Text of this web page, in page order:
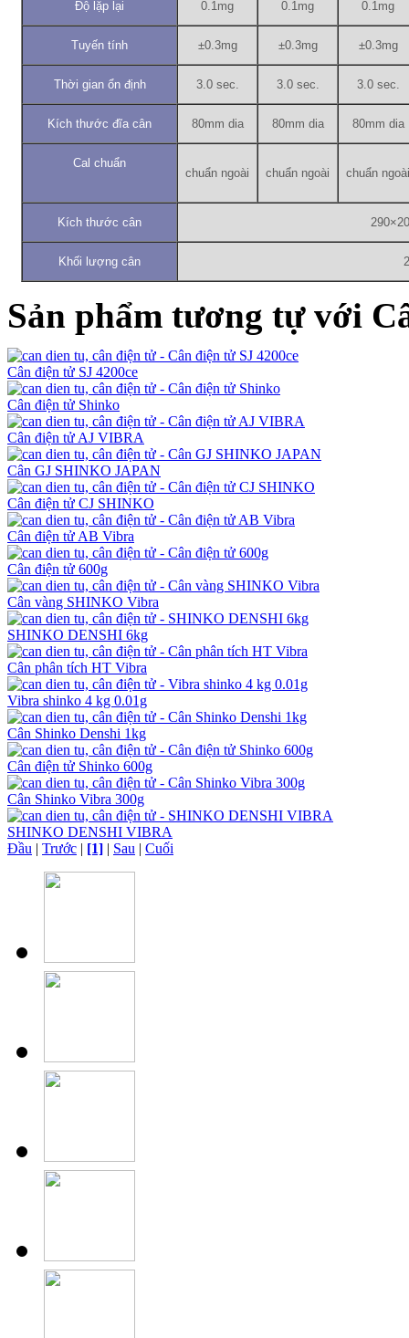
Độ lặp lại 0.1mg 0.1mg 0.1mg
Tuyến tính ±0.3mg ±0.3mg ±0.3mg
Thời gian ổn định 3.0 sec. 3.0 sec. 3.0 sec.
Kích thước đĩa cân 80mm dia 80mm dia 80mm dia
Cal chuẩn
chuẩn ngoài chuẩn ngoài chuẩn ngoài
Kích thước cân
Khối lượng cân
Sản phẩm tương tự với
Cân điện tử SJ 4200ce
Cân điện tử Shinko
Cân điện tử AJ VIBRA
Cân GJ SHINKO JAPAN
Cân điện tử CJ SHINKO
Cân điện tử AB Vibra
Cân điện tử 600g
Cân vàng SHINKO Vibra
SHINKO DENSHI 6kg
Cân phân tích HT Vibra
Vibra shinko 4 kg 0.01g
Cân Shinko Denshi 1kg
Cân điện tử Shinko 600g
Cân Shinko Vibra 300g
SHINKO DENSHI VIBRA
Đầu | Trước | [1] | Sau | Cuối